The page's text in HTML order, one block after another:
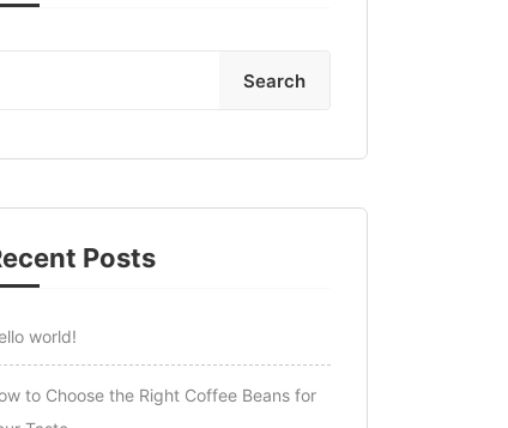
Search
Posts
world!
to Choose the Right Coffee Beans for